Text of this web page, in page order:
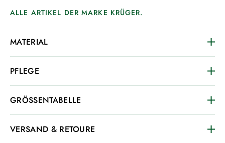
ALLE ARTIKEL DER MARKE KRÜGER.
MATERIAL
PFLEGE
GRÖSSENTABELLE
VERSAND & RETOURE